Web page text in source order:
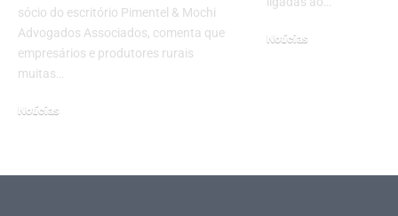
sócio do escritório Pimentel & Mochi
Advogados Associados, comenta que
empresários e produtores rurais
muitas…
Notícias
Notícias